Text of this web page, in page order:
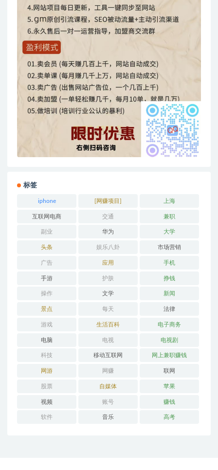
标签
iphone [网赚项目] 上海
互联网电商 交通 兼职
副业 华为 大学
头条 娱乐八卦 市场营销
广告 应用 手机
手游 护肤 挣钱
操作 文学 新闻
景点 每天 法律
游戏 生活百科 电子商务
电脑 电视 电视剧
科技 移动互联网 网上兼职赚钱
网游 网赚 联网
股票 自媒体 苹果
视频 账号 赚钱
软件 音乐 高考